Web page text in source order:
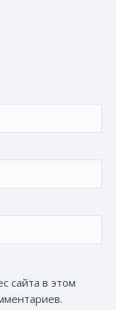
сайта в этом